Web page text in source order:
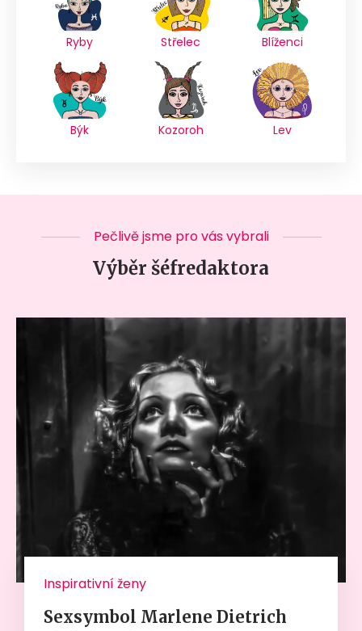
Ryby Střelec Blíženci
Býk Kozoroh Lev
Pečlivě jsme pro vás vybrali
Výběr šéfredaktora
Inspirativní ženy
Sexsymbol Marlene Dietrich